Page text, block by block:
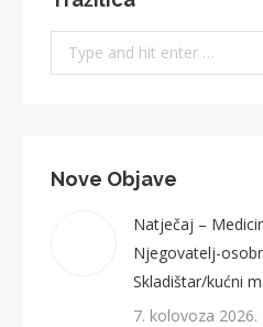
Search:
Nove Objave
Natječaj –
Njegovatelj-
Skladištar/kućni
7. kolovoza 2026.